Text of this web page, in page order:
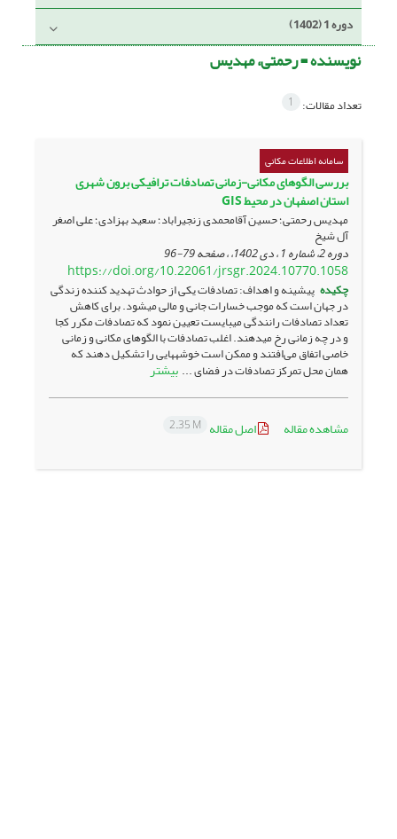
دوره 1 (1402)
نویسنده =رحمتی، مهدیس
تعداد مقالات: 1
سامانه اطلاعات مکانی
بررسی الگوهای مکانی-زمانی تصادفات ترافیکی برون شهری
استان اصفهان در محیط GIS
مهدیس رحمتی؛ حسین آقامحمدی زنجیراباد؛ سعید بهزادی؛ علی اصغر
آل شیخ
دوره 2، شماره 1 ، دی 1402، ، صفحه 79-96
https://doi.org/10.22061/jrsgr.2024.10770.1058
چکیده پیشینه و اهداف: تصادفات یکی از حوادث تهدید کننده زندگی
در جهان است که موجب خسارات جانی و مالی می­شود. برای کاهش
تعداد تصادفات رانندگی می­بایست تعیین نمود که تصادفات مکرر کجا
و در چه زمانی رخ می­دهند. اغلب تصادفات با الگوهای مکانی و زمانی
خاصی اتفاق می‌افتند و ممکن است خوشه­هایی را تشکیل دهند که
همان محل تمرکز تصادفات در فضای ... بیشتر
مشاهده مقاله اصل مقاله 2.35 M